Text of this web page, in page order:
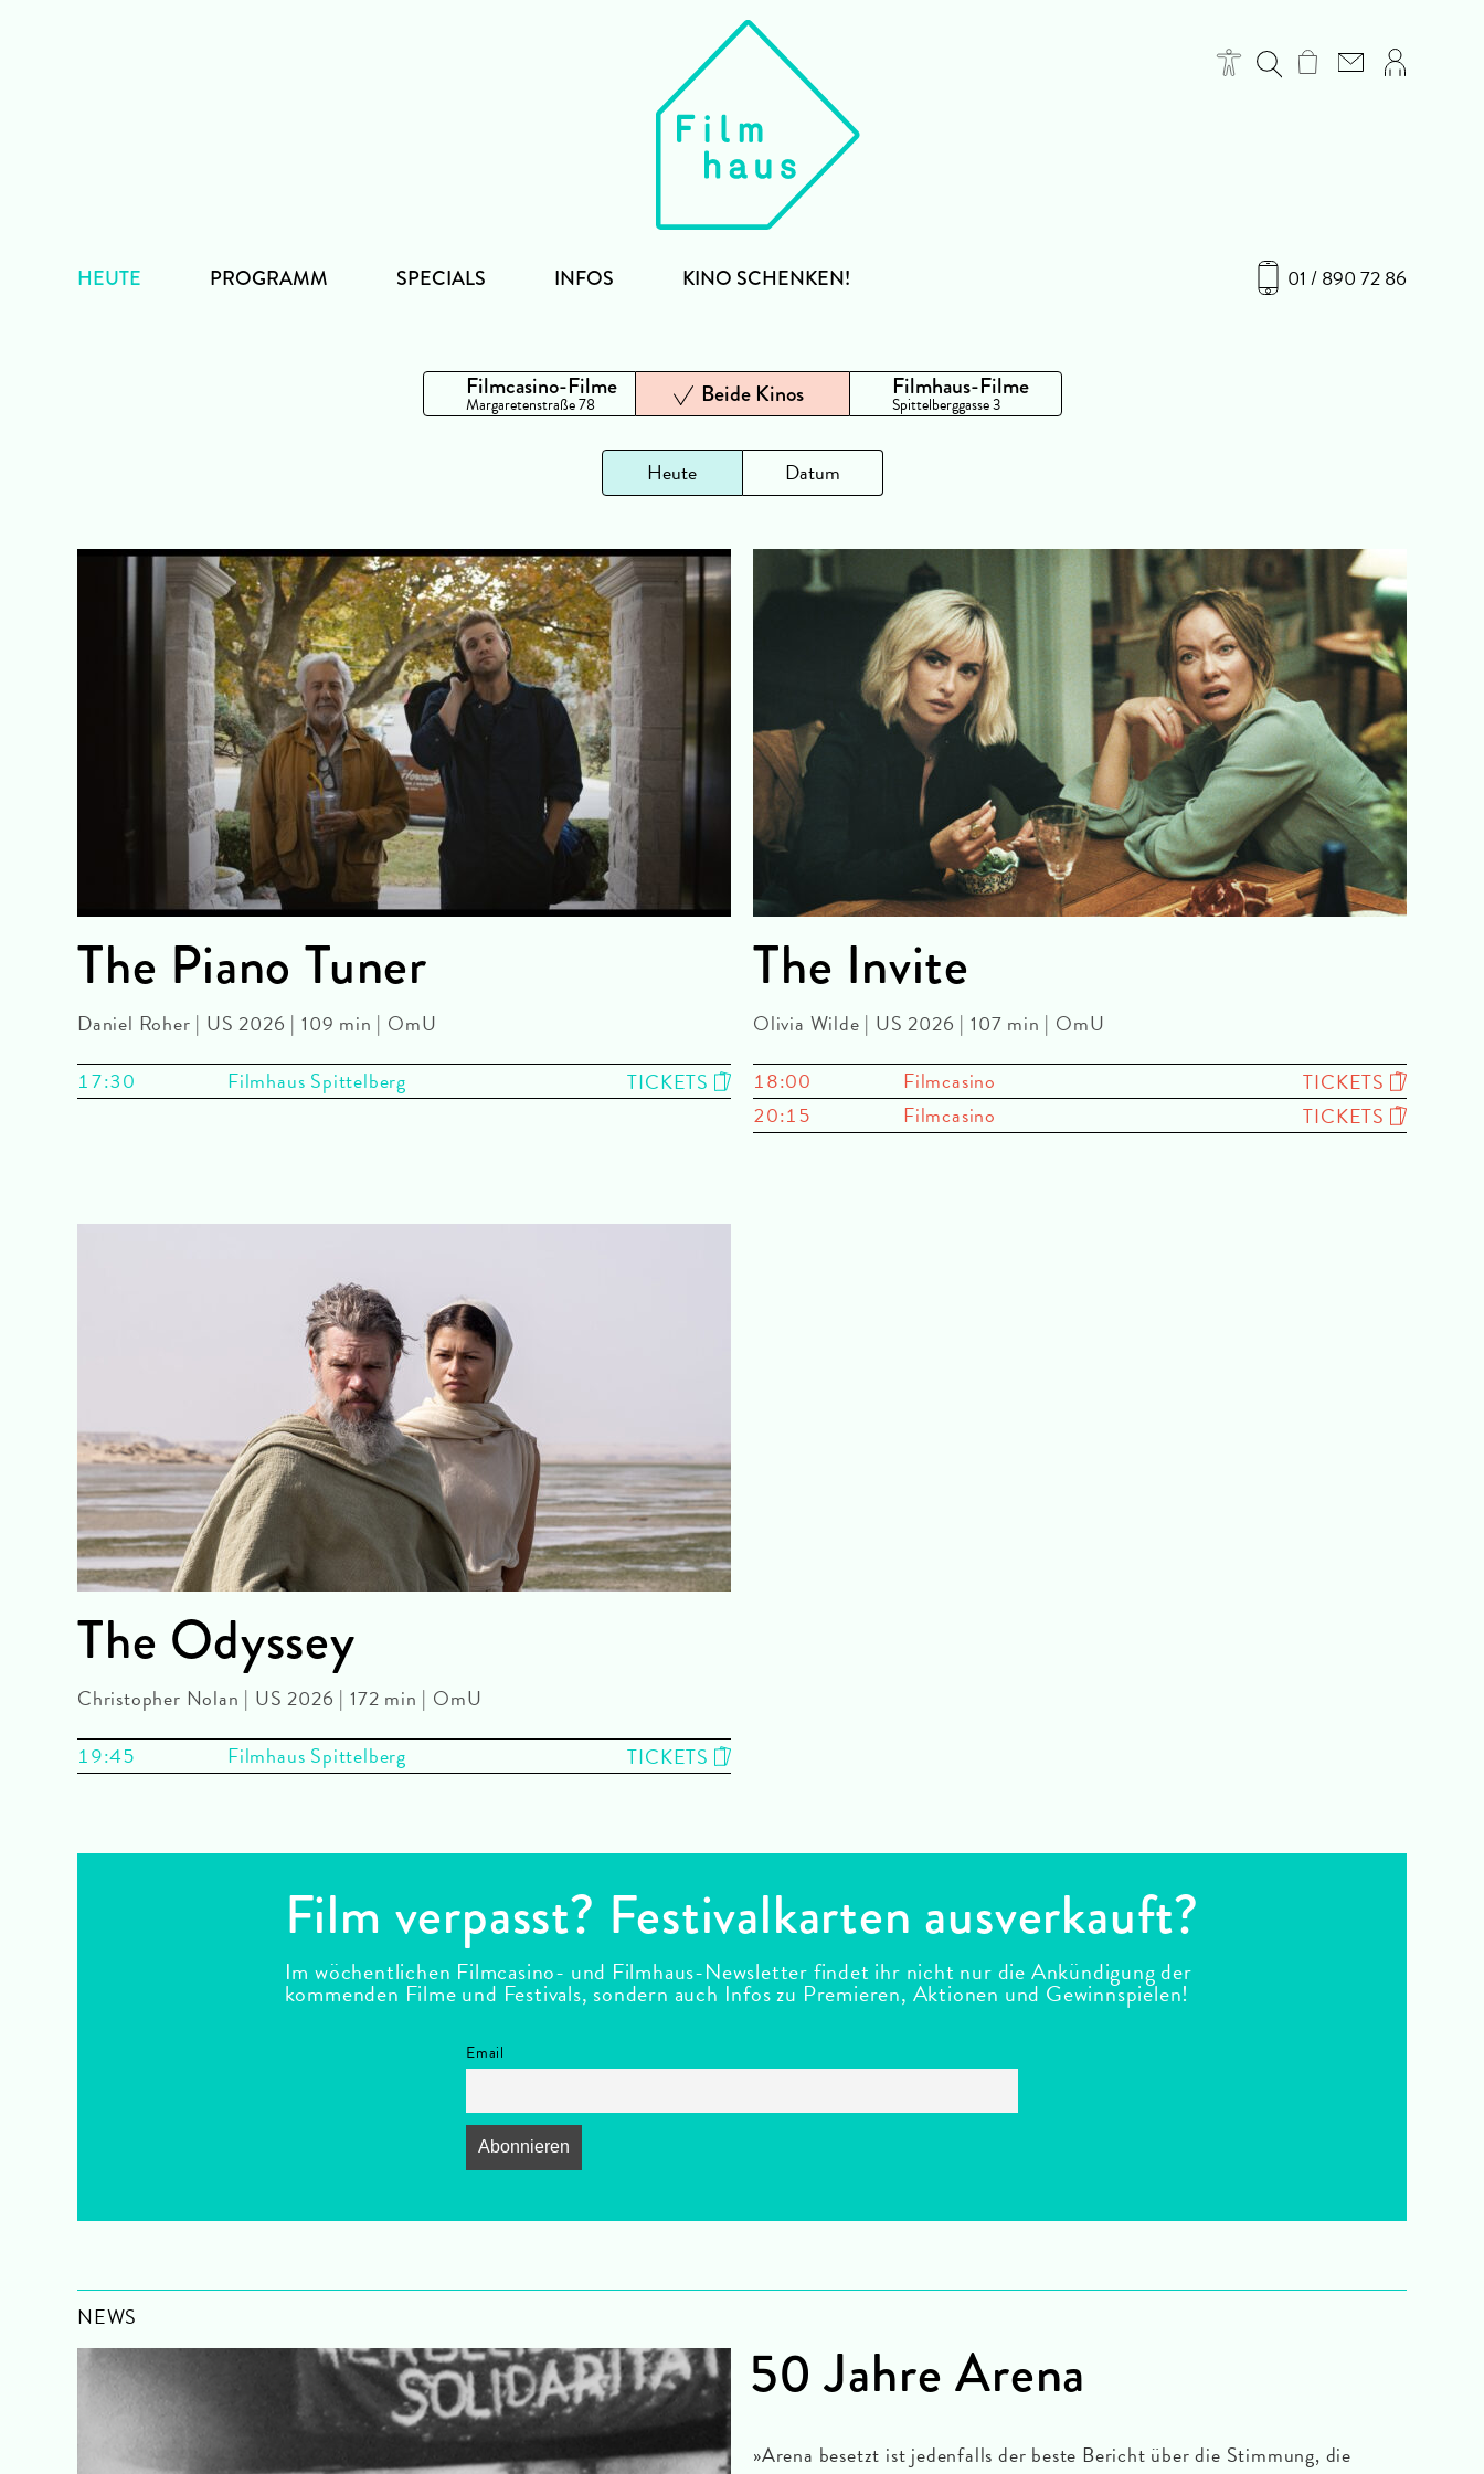
01 / 890 72 86
HEUTE PROGRAMM SPECIALS INFOS KINO SCHENKEN!
Filmcasino-Filme
Margaretenstraße 78 Beide Kinos Filmhaus-Filme
Spittelberggasse 3
Heute Datum
The Piano Tuner
Daniel Roher | US 2026 | 109 min | OmU
17:30
Filmhaus Spittelberg TICKETS
The Invite
Olivia Wilde | US 2026 | 107 min | OmU
18:00
Filmcasino
TICKETS
20:15
Filmcasino TICKETS
The Odyssey
Christopher Nolan | US 2026 | 172 min | OmU
19:45
Filmhaus Spittelberg TICKETS
Film verpasst? Festivalkarten ausverkauft?
Im wöchentlichen Filmcasino- und Filmhaus-Newsletter findet ihr nicht nur die Ankündigung der
kommenden Filme und Festivals, sondern auch Infos zu Premieren, Aktionen und Gewinnspielen!
Email
NEWS
50 Jahre Arena
»Arena besetzt ist jedenfalls der beste Bericht über die Stimmung, die